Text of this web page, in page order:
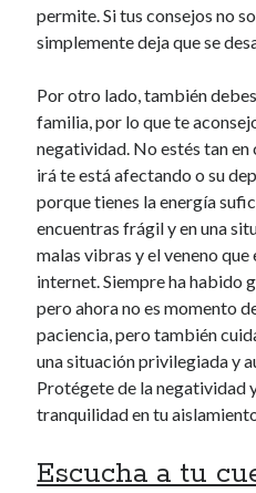
permite. Si tus consejos no
simplemente deja que se
Por otro lado, también
familia, por lo que te
negatividad. No estés tan
irá te está afectando o su
porque tienes la energía
encuentras frágil y en una
malas vibras y el veneno
internet. Siempre ha habido
pero ahora no es momento
paciencia, pero también
una situación privilegiada y
Protégete de la negatividad
tranquilidad en tu
Escucha a tu